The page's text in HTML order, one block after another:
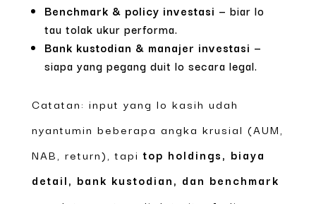
Benchmark & policy investasi — biar lo
tau tolak ukur performa.
Bank kustodian & manajer investasi —
siapa yang pegang duit lo secara legal.
Catatan: input yang lo kasih udah
nyantumin beberapa angka krusial (AUM,
NAB, return), tapitop holdings, biaya
detail, bank kustodian, dan benchmark